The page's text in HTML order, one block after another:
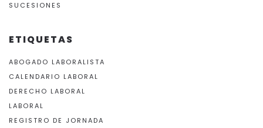
SUCESIONES
ETIQUETAS
ABOGADO LABORALISTA
CALENDARIO LABORAL
DERECHO LABORAL
LABORAL
REGISTRO DE JORNADA